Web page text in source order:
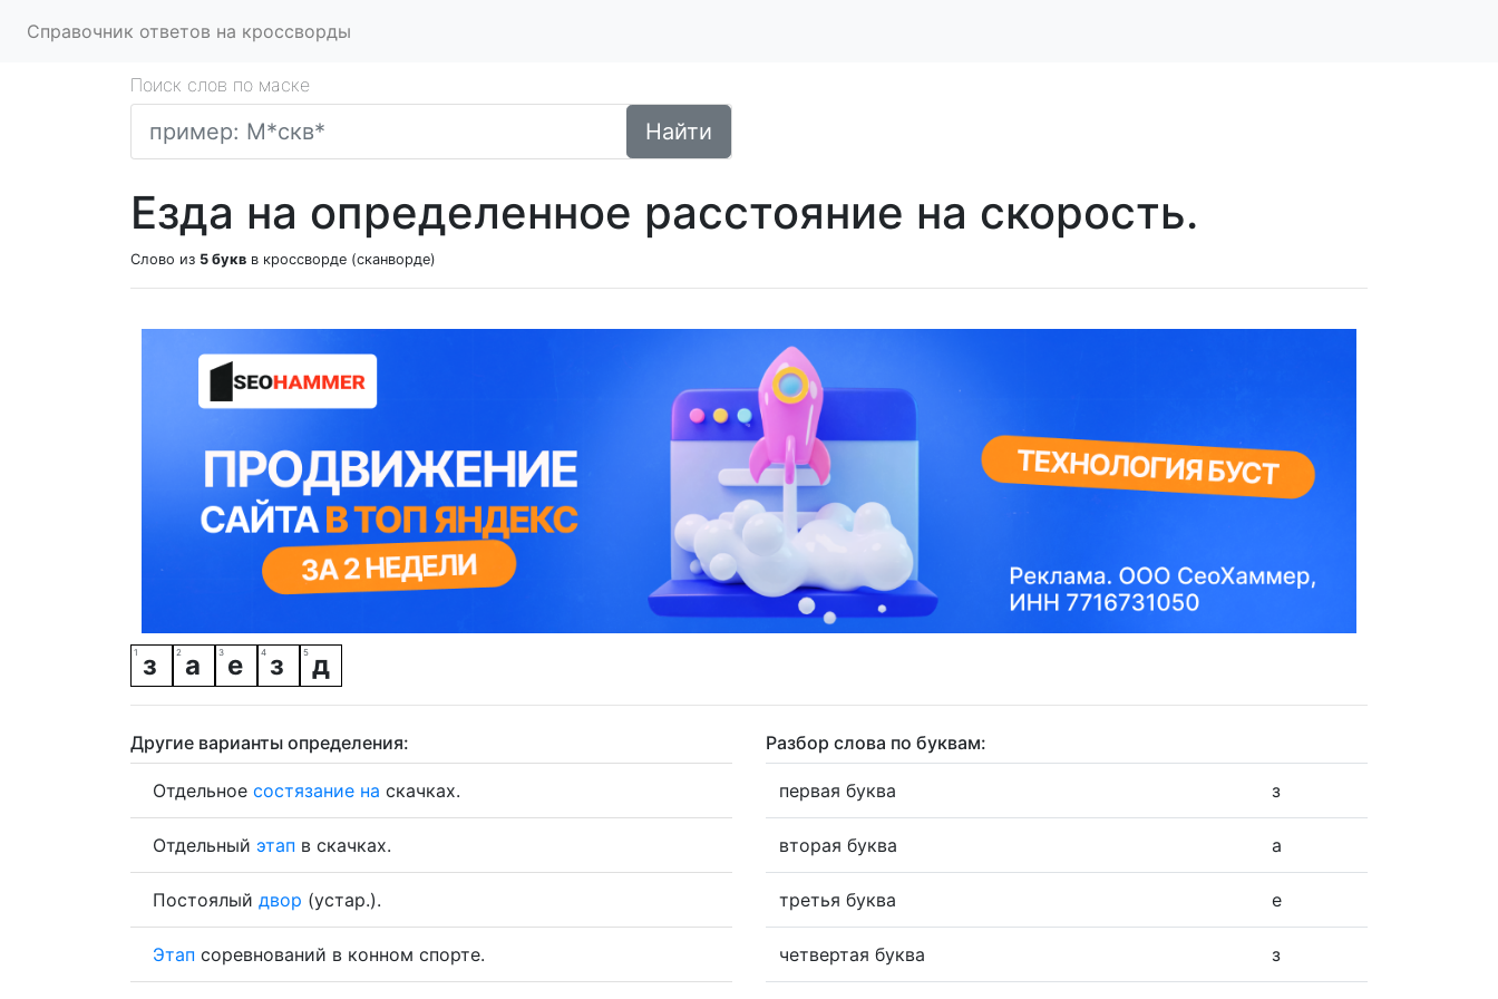
Справочник ответов на кроссворды
Поиск слов по маске
Найти
Езда на определенное расстояние на скорость.
Слово из 5 букв в кроссворде (сканворде)
з а е з д
Другие варианты определения:
Отдельное состязание на скачках.
Отдельный этап в скачках.
Постоялый двор (устар.).
Этап соревнований в конном спорте.
Разбор слова по буквам:
первая буква з
вторая буква а
третья буква е
четвертая буква з